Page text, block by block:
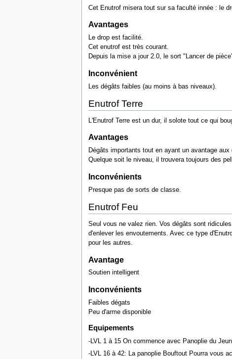
Cet Enutrof misera tout sur sa faculté innée : le
Avantages
Le drop est facilité.
Cet enutrof est très courant.
Depuis la mise a jour 2.0, le sort "Lancer de
Inconvénient
Les dégâts faibles (au moins à bas niveaux).
Enutrof Terre
L'Enutrof Terre est un dur, il solote tout ce qui
Avantages
Dégâts importants tout en ayant un avantage aux
Quelque soit le niveau, il trouvera toujours des
Inconvénients
Presque pas de sorts de classe.
Enutrof Feu
Seul vous ne valez rien. Vos dégâts sont
d'enlever les envoutements. Avec ce type
pour les autres.
Avantage
Soutien intelligent
Inconvénients
Faibles dégats
Peu d'arme disponible
Equipements
-LVL 1 à 15 On commence avec Panoplie du
-LVL 16 à 42: La panoplie Bouftout Pourra vous